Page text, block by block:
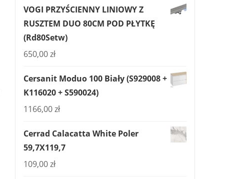
VOGI PRZYŚCIENNY LINIOWY Z
RUSZTEM DUO 80CM POD PŁYTKĘ
(Rd80Setw)
650,00zł
Cersanit Moduo 100 Biały (S929008 +
K116020 + S590024)
1166,00zł
Cerrad Calacatta White Poler
59,7X119,7
109,00zł